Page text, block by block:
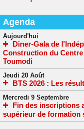
Agenda
Aujourd'hui
Diner-Gala de
Construction du
Toumodi
Jeudi 20 Août
BTS 2026 : Les
Mercredi 9 Septembre
Fin des inscriptions
supérieur de formation